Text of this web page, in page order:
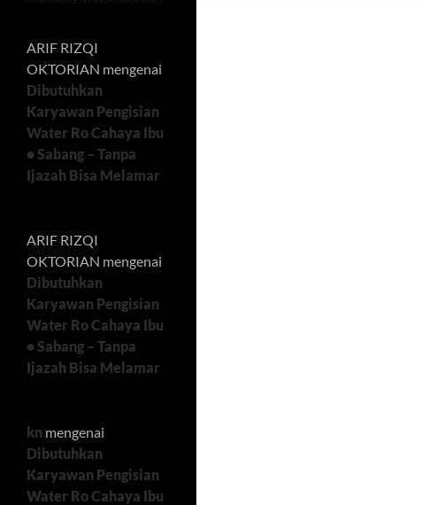
ARIF RIZQI
OKTORIAN mengenai
Dibutuhkan
Karyawan Pengisian
Water Ro Cahaya Ibu
• Sabang – Tanpa
Ijazah Bisa Melamar
ARIF RIZQI
OKTORIAN mengenai
Dibutuhkan
Karyawan Pengisian
Water Ro Cahaya Ibu
• Sabang – Tanpa
Ijazah Bisa Melamar
kn mengenai
Dibutuhkan
Karyawan Pengisian
Water Ro Cahaya Ibu